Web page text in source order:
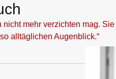
mehr verzichten mag.
alltäglichen Augenblick.“